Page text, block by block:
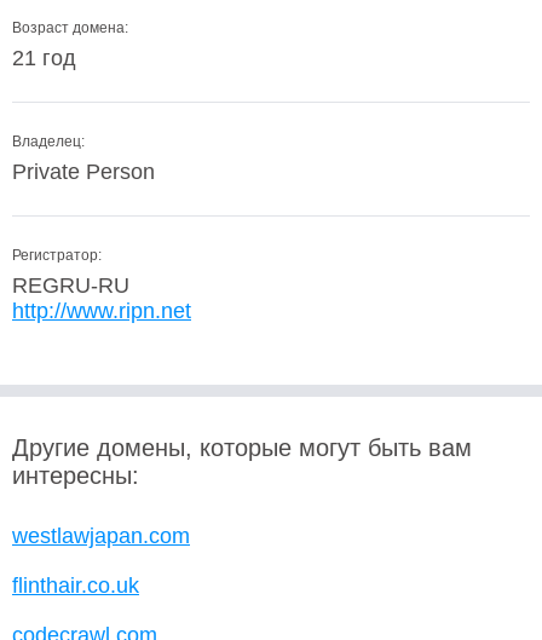
Возраст домена:
21 год
Владелец:
Private Person
Регистратор:
REGRU-RU
http://www.ripn.net
Другие домены, которые могут быть вам
интересны:
westlawjapan.com
flinthair.co.uk
codecrawl.com